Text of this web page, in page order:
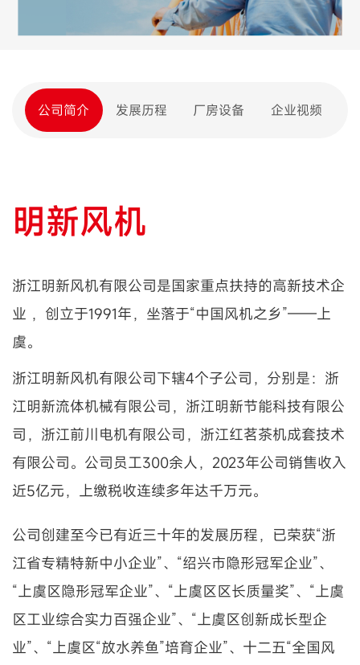
公司简介 发展历程 厂房设备 企业视频
明新风机
浙江明新风机有限公司是国家重点扶持的高新技术企
业 ，创立于1991年，坐落于“中国风机之乡”——上
虞。
浙江明新风机有限公司下辖4个子公司，分别是：浙
江明新流体机械有限公司，浙江明新节能科技有限公
司，浙江前川电机有限公司，浙江红茗茶机成套技术
有限公司。公司员工300余人，2023年公司销售收入
近5亿元，上缴税收连续多年达千万元。
公司创建至今已有近三十年的发展历程，已荣获“浙
江省专精特新中小企业”、“绍兴市隐形冠军企业”、
“上虞区隐形冠军企业”、“上虞区区长质量奖”、“上虞
区工业综合实力百强企业”、“上虞区创新成长型企
业”、“上虞区“放水养鱼”培育企业”、十二五“全国风